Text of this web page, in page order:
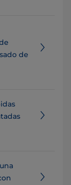
de